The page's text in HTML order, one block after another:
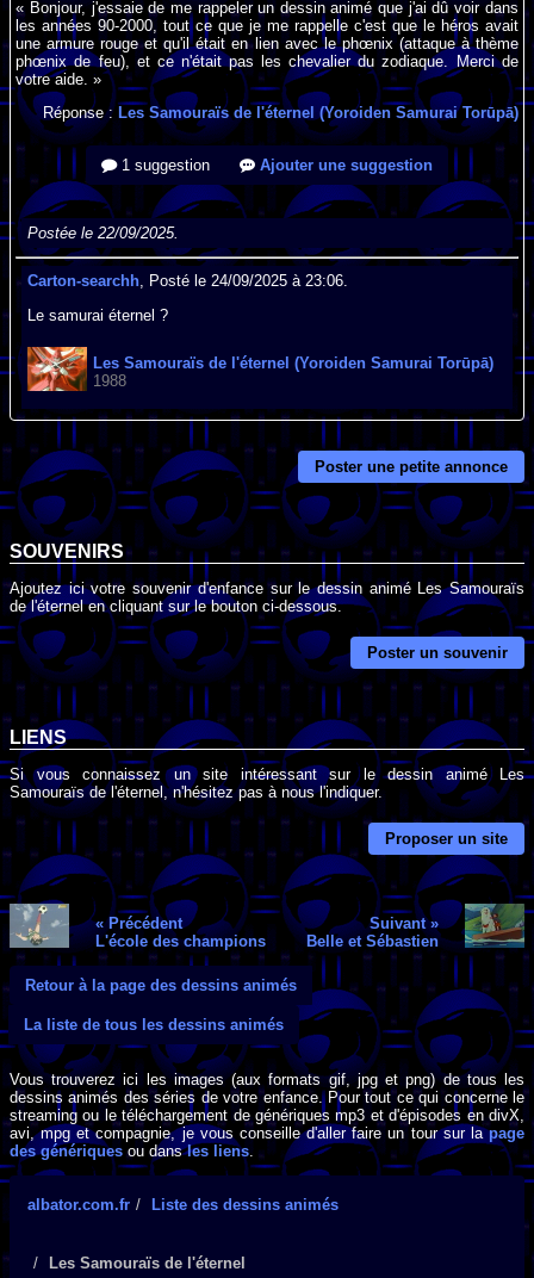
« Bonjour, j'essaie de me rappeler un dessin animé que j'ai dû voir dans
les années 90-2000, tout ce que je me rappelle c'est que le héros avait
une armure rouge et qu'il était en lien avec le phœnix (attaque à thème
phœnix de feu), et ce n'était pas les chevalier du zodiaque. Merci de
votre aide. »
Réponse : Les Samouraïs de l'éternel (Yoroiden Samurai Torūpā)
1 suggestion Ajouter une suggestion
Postée le 22/09/2025.
Carton-searchh, Posté le 24/09/2025 à 23:06.
Le samurai éternel ?
Les Samouraïs de l'éternel (Yoroiden Samurai Torūpā)
1988
Poster une petite annonce
SOUVENIRS
Ajoutez ici votre souvenir d'enfance sur le dessin animé Les Samouraïs
de l'éternel en cliquant sur le bouton ci-dessous.
Poster un souvenir
LIENS
Si vous connaissez un site intéressant sur le dessin animé Les
Samouraïs de l'éternel, n'hésitez pas à nous l'indiquer.
Proposer un site
« Précédent
L'école des champions
Suivant »
Belle et Sébastien
Retour à la page des dessins animés
La liste de tous les dessins animés
Vous trouverez ici les images (aux formats gif, jpg et png) de tous les
dessins animés des séries de votre enfance. Pour tout ce qui concerne le
streaming ou le téléchargement de génériques mp3 et d'épisodes en divX,
avi, mpg et compagnie, je vous conseille d'aller faire un tour sur lapage
des génériques ou dansles liens
albator.com.fr Liste des dessins animés
Les Samouraïs de l'éternel